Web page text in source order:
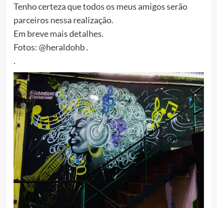
Tenho certeza que todos os meus amigos serão
parceiros nessa realização.
Em breve mais detalhes.
Fotos: @heraldohb .
.